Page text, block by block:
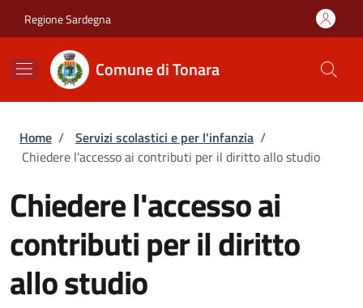
Regione Sardegna
Comune di Tonara
Briciole di pane
Home / Servizi scolastici e per l'infanzia /
Chiedere l'accesso ai contributi per il diritto allo studio
Chiedere l'accesso ai
contributi per il diritto
allo studio